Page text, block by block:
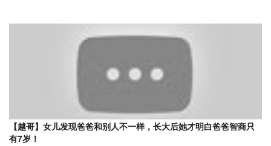
【越哥】女儿发现爸爸和别人不一样，长大后她才明白爸爸智商只
有7岁！